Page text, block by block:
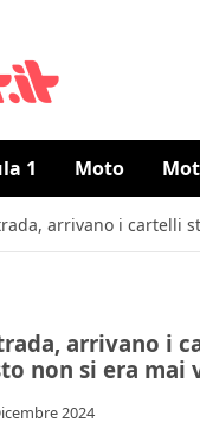
1 Moto
arrivano i cartelli
arrivano i
non si era mai
2024